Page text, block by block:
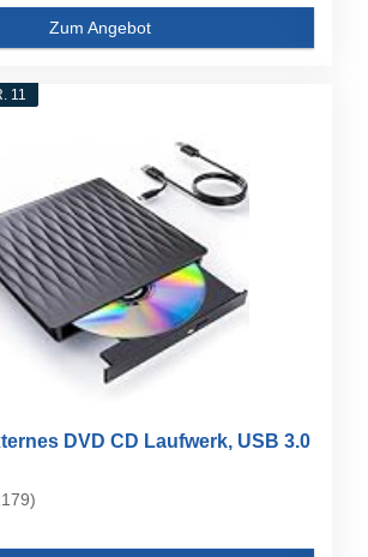
Zum Angebot
11
DVD CD Laufwerk, USB 3.0